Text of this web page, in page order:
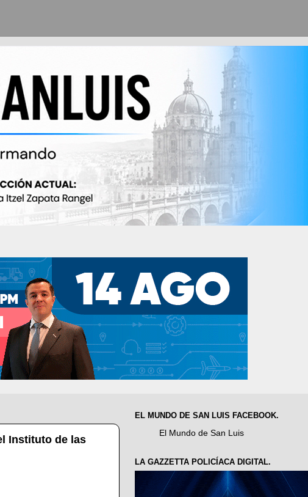
Instituto de las
EL MUNDO DE SAN LUIS FACEBOOK.
El Mundo de San Luis
LA GAZZETTA POLICÍACA DIGITAL.